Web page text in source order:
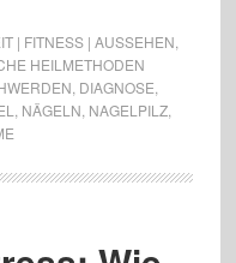
| FITNESS | AUSSEHEN
HEILMETHODEN
DIAGNOSE
NÄGELN NAGELPILZ,